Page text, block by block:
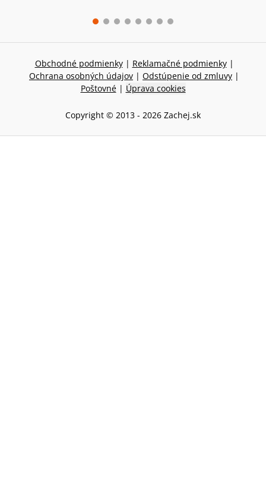
Obchodné podmienky | Reklamačné podmienky |
Ochrana osobných údajov | Odstúpenie od zmluvy |
Poštovné | Úprava cookies
Copyright © 2013 - 2026 Zachej.sk